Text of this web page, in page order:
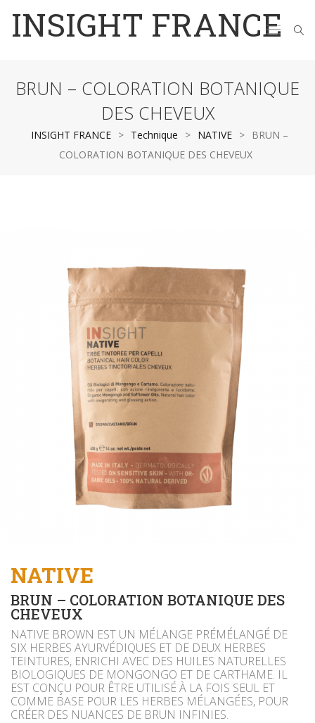
INSIGHT FRANCE
BRUN – COLORATION BOTANIQUE
DES CHEVEUX
INSIGHT FRANCE > Technique > NATIVE >
BRUN –
COLORATION BOTANIQUE DES CHEVEUX
NATIVE
BRUN – COLORATION BOTANIQUE DES
CHEVEUX
NATIVE BROWN EST UN MÉLANGE PRÉMÉLANGÉ DE
SIX HERBES AYURVÉDIQUES ET DE DEUX HERBES
TEINTURES, ENRICHI AVEC DES HUILES NATURELLES
BIOLOGIQUES DE MONGONGO ET DE CARTHAME. IL
EST CONÇU POUR ÊTRE UTILISÉ À LA FOIS SEUL ET
COMME BASE POUR LES HERBES MÉLANGÉES, POUR
CRÉER DES NUANCES DE BRUN INFINIES.